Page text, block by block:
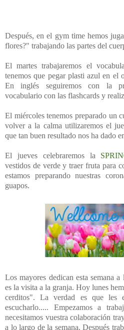
Después, en el gym time hemos
flores?" trabajando las partes del
El martes trabajaremos el
tenemos que pegar plasti azul en el
En inglés seguiremos con la
vocabulario con las flashcards y
El miércoles tenemos preparado un
volver a la calma utilizaremos el
que tan buen resultado nos ha dado
El jueves celebraremos la
vestidos de verde y traer fruta para
estamos preparando nuestras
guapos.
Los mayores dedican esta semana
es la visita a la granja. Hoy lunes
cerditos". La verdad es que les
escucharlo..... Empezamos a
necesitamos vuestra colaboración
a lo largo de la semana. Después